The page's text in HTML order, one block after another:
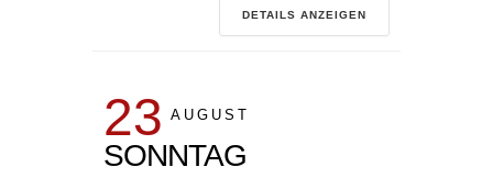
DETAILS ANZEIGEN
23 AUGUST
SONNTAG